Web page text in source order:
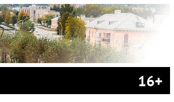
16+